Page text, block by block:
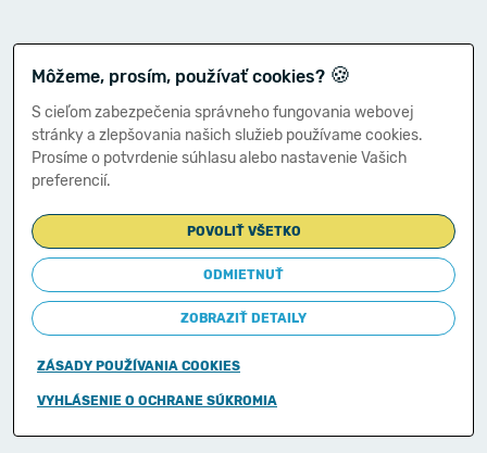
Môžeme, prosím, používať cookies? 🍪
S cieľom zabezpečenia správneho fungovania webovej
stránky a zlepšovania našich služieb používame cookies.
Prosíme o potvrdenie súhlasu alebo nastavenie Vašich
preferencií.
POVOLIŤ VŠETKO
ODMIETNUŤ
ZOBRAZIŤ DETAILY
ZÁSADY POUŽÍVANIA COOKIES
VYHLÁSENIE O OCHRANE SÚKROMIA
Copyright © 2011-2026